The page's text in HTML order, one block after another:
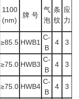
1100
(nm)
牌 号
气
泡
条
纹
应
力
≥85.5 HWB1
C-
B
4 3
≥75.0 HWB3
C-
B
4 3
≥75.0 HWB4
C-
B
4 3